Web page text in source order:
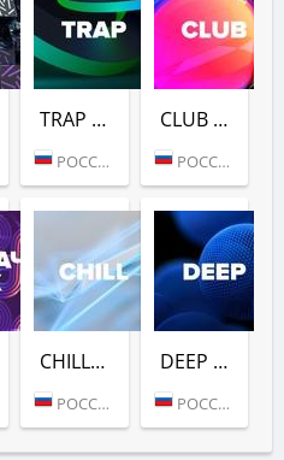
TRAP (DFM)
РОССИЯ (МОСКВА)
CLUB (DFM)
РОССИЯ (МОСКВА)
CHILL (DFM)
РОССИЯ (МОСКВА)
DEEP (DFM)
РОССИЯ (МОСКВА)